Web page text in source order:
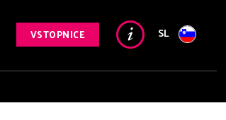
VSTOPNICE SL